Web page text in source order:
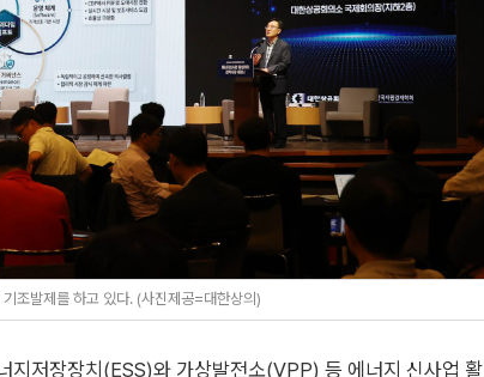
조발제를 하고 있다. (사진제공=대한상의)
지저장장치(ESS)와 가상발전소(VPP) 등 에너지 신사업 활